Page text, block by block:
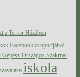
a Terror Házában
Facebook csoportjába!
Országos Szakmai
iskola